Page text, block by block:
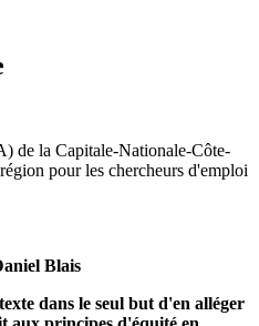
de la Capitale-Nationale-Côte-
pour les chercheurs d'emploi
Blais
dans le seul but d'en alléger